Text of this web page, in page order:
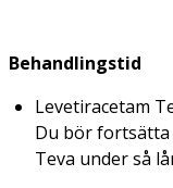
Behandlingstid
Levetiracetam
Du bör fortsätta
Teva under så